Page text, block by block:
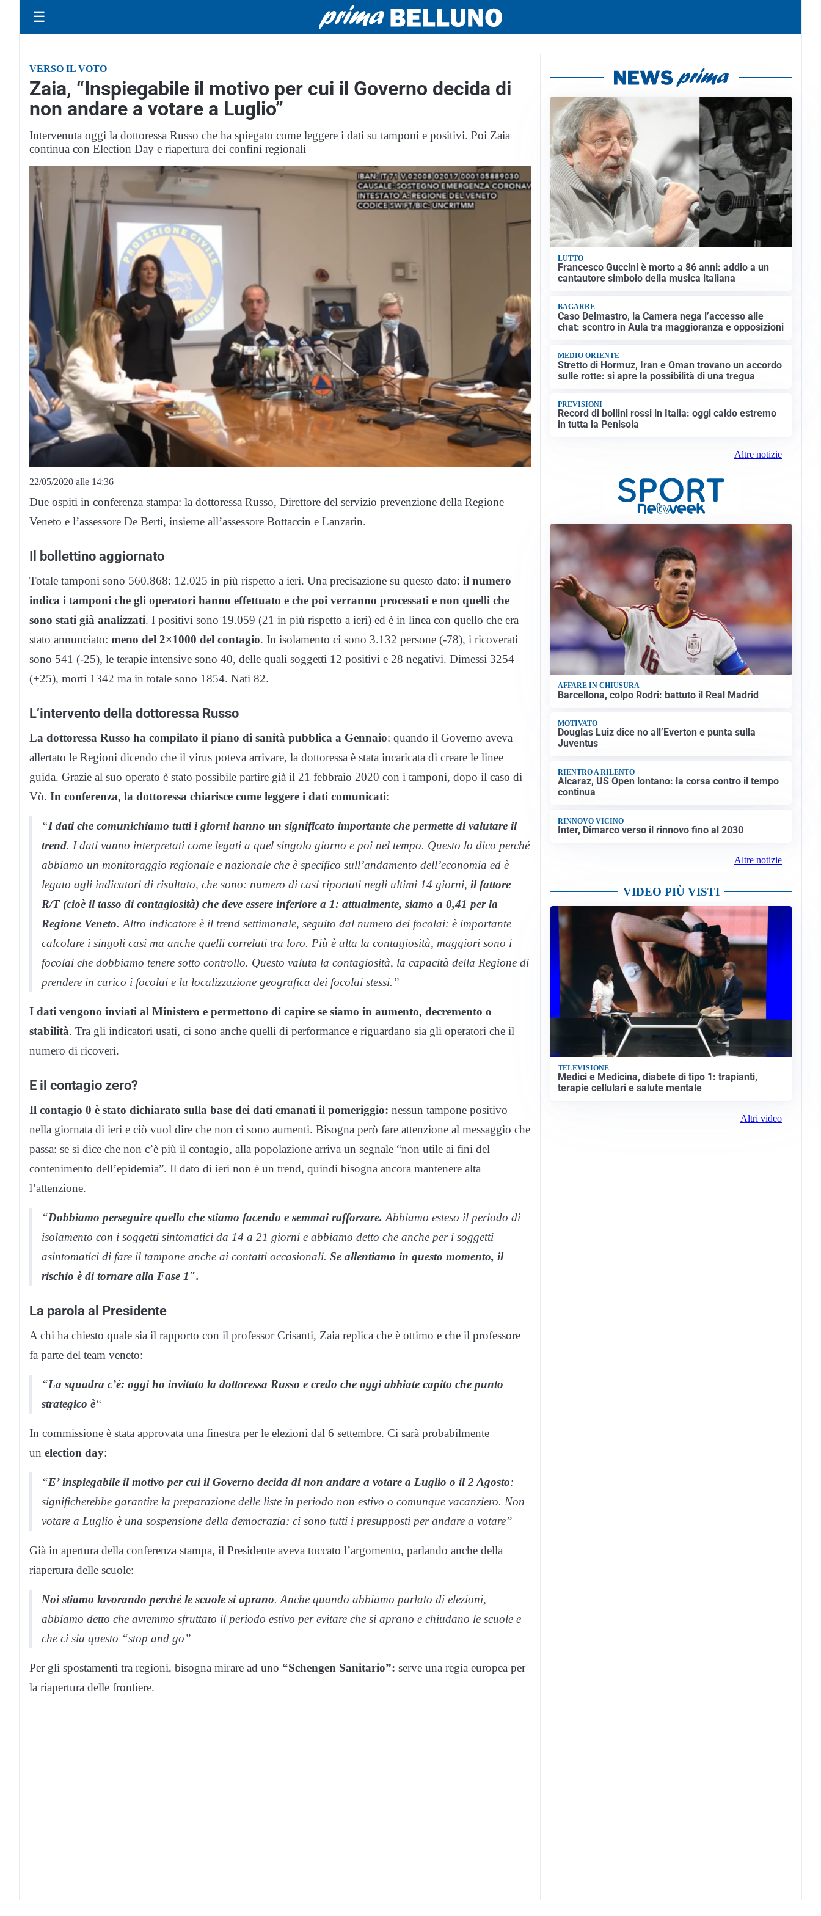
☰
VERSO IL VOTO
Zaia, “Inspiegabile il motivo per cui il Governo decida di
non andare a votare a Luglio”
Intervenuta oggi la dottoressa Russo che ha spiegato come leggere i dati su tamponi e positivi. Poi Zaia
continua con Election Day e riapertura dei confini regionali
22/05/2020 alle 14:36
Due ospiti in conferenza stampa: la dottoressa Russo, Direttore del servizio prevenzione della Regione
Veneto e l’assessore De Berti, insieme all’assessore Bottaccin e Lanzarin.
Il bollettino aggiornato
Totale tamponi sono 560.868: 12.025 in più rispetto a ieri. Una precisazione su questo dato: il numero
indica i tamponi che gli operatori hanno effettuato e che poi verranno processati e non quelli che
sono stati già analizzati. I positivi sono 19.059 (21 in più rispetto a ieri) ed è in linea con quello che era
stato annunciato: meno del 2×1000 del contagio. In isolamento ci sono 3.132 persone (-78), i ricoverati
sono 541 (-25), le terapie intensive sono 40, delle quali soggetti 12 positivi e 28 negativi. Dimessi 3254
(+25), morti 1342 ma in totale sono 1854. Nati 82.
L’intervento della dottoressa Russo
La dottoressa Russo ha compilato il piano di sanità pubblica a Gennaio: quando il Governo aveva
allertato le Regioni dicendo che il virus poteva arrivare, la dottoressa è stata incaricata di creare le linee
guida. Grazie al suo operato è stato possibile partire già il 21 febbraio 2020 con i tamponi, dopo il caso di
Vò. In conferenza, la dottoressa chiarisce come leggere i dati comunicati:
“I dati che comunichiamo tutti i giorni hanno un significato importante che permette di valutare il
trend. I dati vanno interpretati come legati a quel singolo giorno e poi nel tempo. Questo lo dico perché
abbiamo un monitoraggio regionale e nazionale che è specifico sull’andamento dell’economia ed è
legato agli indicatori di risultato, che sono: numero di casi riportati negli ultimi 14 giorni, il fattore
R/T (cioè il tasso di contagiosità) che deve essere inferiore a 1: attualmente, siamo a 0,41 per la
Regione Veneto. Altro indicatore è il trend settimanale, seguito dal numero dei focolai: è importante
calcolare i singoli casi ma anche quelli correlati tra loro. Più è alta la contagiosità, maggiori sono i
focolai che dobbiamo tenere sotto controllo. Questo valuta la contagiosità, la capacità della Regione di
prendere in carico i focolai e la localizzazione geografica dei focolai stessi.”
I dati vengono inviati al Ministero e permettono di capire se siamo in aumento, decremento o
stabilità. Tra gli indicatori usati, ci sono anche quelli di performance e riguardano sia gli operatori che il
numero di ricoveri.
E il contagio zero?
Il contagio 0 è stato dichiarato sulla base dei dati emanati il pomeriggio: nessun tampone positivo
nella giornata di ieri e ciò vuol dire che non ci sono aumenti. Bisogna però fare attenzione al messaggio che
passa: se si dice che non c’è più il contagio, alla popolazione arriva un segnale “non utile ai fini del
contenimento dell’epidemia”. Il dato di ieri non è un trend, quindi bisogna ancora mantenere alta
l’attenzione.
“Dobbiamo perseguire quello che stiamo facendo e semmai rafforzare. Abbiamo esteso il periodo di
isolamento con i soggetti sintomatici da 14 a 21 giorni e abbiamo detto che anche per i soggetti
asintomatici di fare il tampone anche ai contatti occasionali. Se allentiamo in questo momento, il
rischio è di tornare alla Fase 1″.
La parola al Presidente
A chi ha chiesto quale sia il rapporto con il professor Crisanti, Zaia replica che è ottimo e che il professore
fa parte del team veneto:
“La squadra c’è: oggi ho invitato la dottoressa Russo e credo che oggi abbiate capito che punto
strategico è“
In commissione è stata approvata una finestra per le elezioni dal 6 settembre. Ci sarà probabilmente
un election day:
“E’ inspiegabile il motivo per cui il Governo decida di non andare a votare a Luglio o il 2 Agosto:
significherebbe garantire la preparazione delle liste in periodo non estivo o comunque vacanziero. Non
votare a Luglio è una sospensione della democrazia: ci sono tutti i presupposti per andare a votare”
Già in apertura della conferenza stampa, il Presidente aveva toccato l’argomento, parlando anche della
riapertura delle scuole:
Noi stiamo lavorando perché le scuole si aprano. Anche quando abbiamo parlato di elezioni,
abbiamo detto che avremmo sfruttato il periodo estivo per evitare che si aprano e chiudano le scuole e
che ci sia questo “stop and go”
Per gli spostamenti tra regioni, bisogna mirare ad uno “Schengen Sanitario”: serve una regia europea per
la riapertura delle frontiere.
LUTTO
Francesco Guccini è morto a 86 anni: addio a un
cantautore simbolo della musica italiana
BAGARRE
Caso Delmastro, la Camera nega l’accesso alle
chat: scontro in Aula tra maggioranza e opposizioni
MEDIO ORIENTE
Stretto di Hormuz, Iran e Oman trovano un accordo
sulle rotte: si apre la possibilità di una tregua
PREVISIONI
Record di bollini rossi in Italia: oggi caldo estremo
in tutta la Penisola
Altre notizie
AFFARE IN CHIUSURA
Barcellona, colpo Rodri: battuto il Real Madrid
MOTIVATO
Douglas Luiz dice no all’Everton e punta sulla
Juventus
RIENTRO A RILENTO
Alcaraz, US Open lontano: la corsa contro il tempo
continua
RINNOVO VICINO
Inter, Dimarco verso il rinnovo fino al 2030
Altre notizie
VIDEO PIÙ VISTI
TELEVISIONE
Medici e Medicina, diabete di tipo 1: trapianti,
terapie cellulari e salute mentale
Altri video